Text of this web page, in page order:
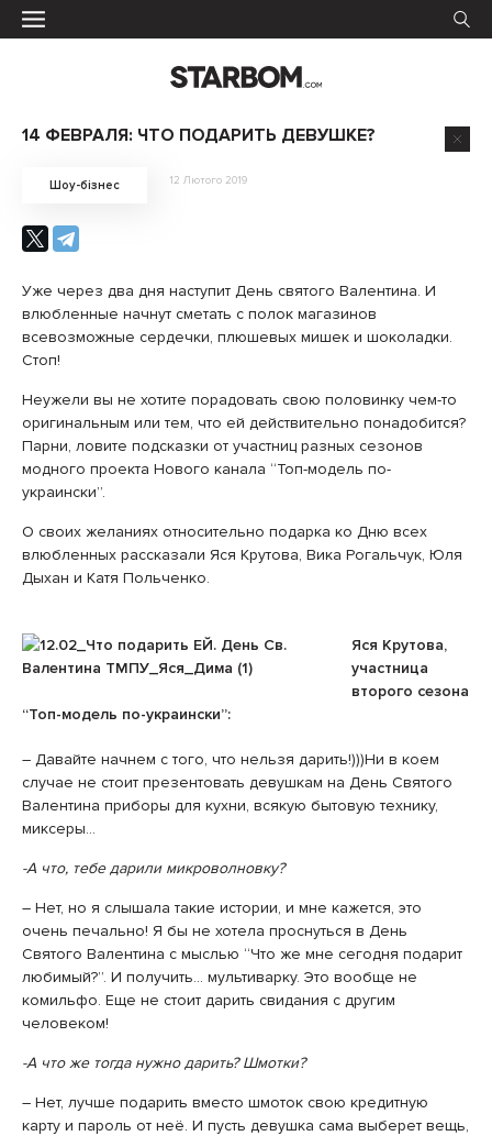
14 ФЕВРАЛЯ: ЧТО ПОДАРИТЬ ДЕВУШКЕ?
Шоу-бізнес 12 Лютого 2019
Уже через два дня наступит День святого Валентина. И
влюбленные начнут сметать с полок магазинов
всевозможные сердечки, плюшевых мишек и шоколадки.
Стоп!
Неужели вы не хотите порадовать свою половинку чем-то
оригинальным или тем, что ей действительно понадобится?
Парни, ловите подсказки от участниц разных сезонов
модного проекта Нового канала “Топ-модель по-
украински”.
О своих желаниях относительно подарка ко Дню всех
влюбленных рассказали Яся Крутова, Вика Рогальчук, Юля
Дыхан и Катя Польченко.
Яся Крутова,
участница
второго сезона
“Топ-модель по-украински”:
– Давайте начнем с того, что нельзя дарить!)))Ни в коем
случае не стоит презентовать девушкам на День Святого
Валентина приборы для кухни, всякую бытовую технику,
миксеры…
-А что, тебе дарили микроволновку?
– Нет, но я слышала такие истории, и мне кажется, это
очень печально! Я бы не хотела проснуться в День
Святого Валентина с мыслью “Что же мне сегодня подарит
любимый?”. И получить… мультиварку. Это вообще не
комильфо. Еще не стоит дарить свидания с другим
человеком!
-А что же тогда нужно дарить? Шмотки?
– Нет, лучше подарить вместо шмоток свою кредитную
карту и пароль от неё. И пусть девушка сама выберет вещь,